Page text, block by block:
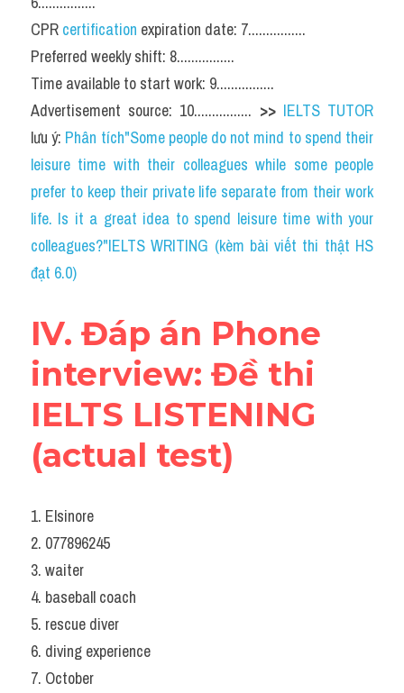
CPR certification expiration date: 7................
Preferred weekly shift: 8................
Time available to start work: 9................
Advertisement source: 10................ >> IELTS TUTOR
lưu ý: Phân tích"Some people do not mind to spend their
leisure time with their colleagues while some people
prefer to keep their private life separate from their work
life. Is it a great idea to spend leisure time with your
colleagues?"IELTS WRITING (kèm bài viết thi thật HS
đạt 6.0)
IV. Đáp án Phone
interview: Đề thi
IELTS LISTENING
(actual test)
1. Elsinore
2. 077896245
3. waiter
4. baseball coach
5. rescue diver
6. diving experience
7. October